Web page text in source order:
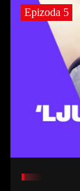
Epizoda 5